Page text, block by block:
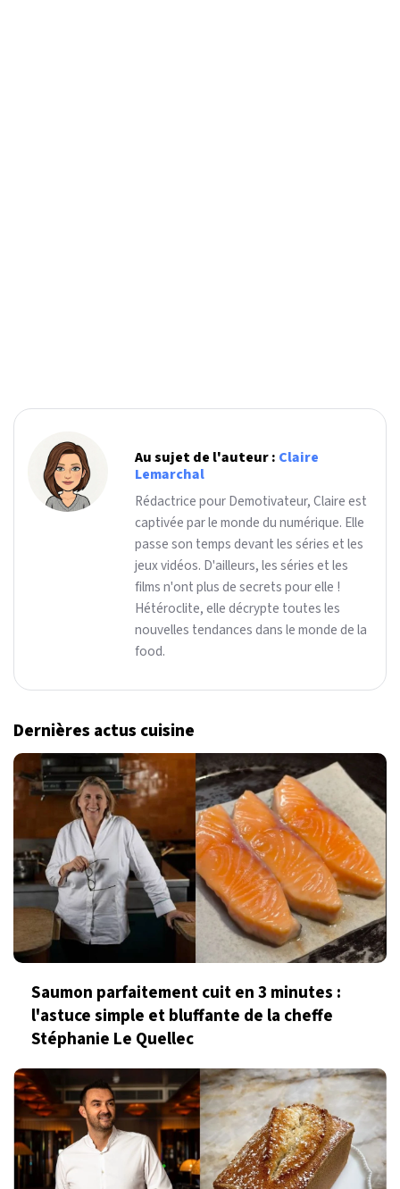
Au sujet de l'auteur : Claire
Lemarchal
Rédactrice pour Demotivateur, Claire est
captivée par le monde du numérique. Elle
passe son temps devant les séries et les
jeux vidéos. D'ailleurs, les séries et les
films n'ont plus de secrets pour elle !
Hétéroclite, elle décrypte toutes les
nouvelles tendances dans le monde de la
food.
Dernières actus cuisine
Saumon parfaitement cuit en 3 minutes :
l'astuce simple et bluffante de la cheffe
Stéphanie Le Quellec